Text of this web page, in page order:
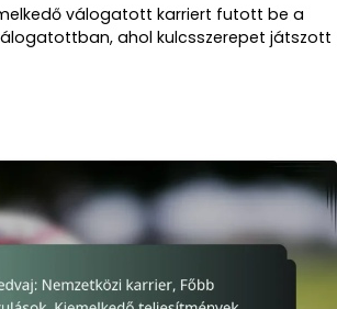
válogatott karriert futott be a
ahol kulcsszerepet játszott